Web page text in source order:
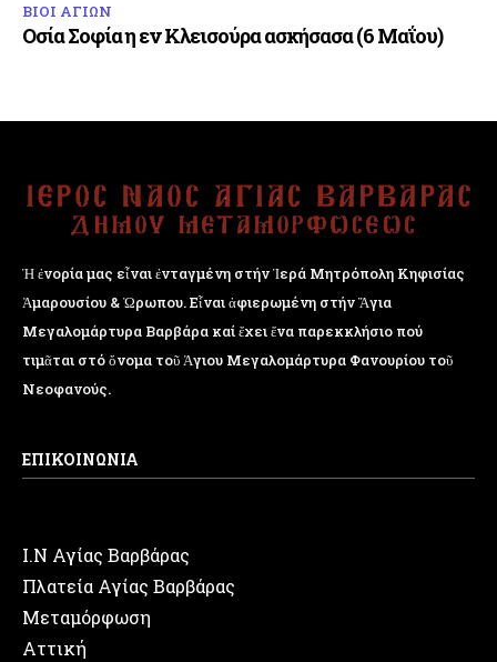
ΒΙΟΙ ΑΓΙΩΝ
Οσία Σοφία η εν Κλεισούρα ασκήσασα (6 Μαΐου)
Ἡ ἐνορία μας εἶναι ἐνταγμένη στήν Ἱερά Μητρόπολη Κηφισίας
Ἁμαρουσίου & Ὠρωπου. Εἶναι ἀφιερωμένη στήν Ἅγια
Μεγαλομάρτυρα Βαρβάρα καί ἔχει ἕνα παρεκκλήσιο πού
τιμᾶται στό ὄνομα τοῦ Ἁγιου Μεγαλομάρτυρα Φανουρίου τοῦ
Νεοφανούς.
ΕΠΙΚΟΙΝΩΝΙΑ
Ι.Ν Αγίας Βαρβάρας
Πλατεία Αγίας Βαρβάρας
Μεταμόρφωση
Αττική